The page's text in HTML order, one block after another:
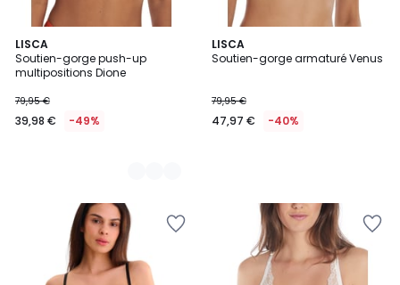
LISCA
Soutien-gorge push-up
multipositions Dione
79,95 €
39,98 € -49%
2
Couleurs
LISCA
Soutien-gorge armaturé Venus
79,95 €
47,97 € -40%